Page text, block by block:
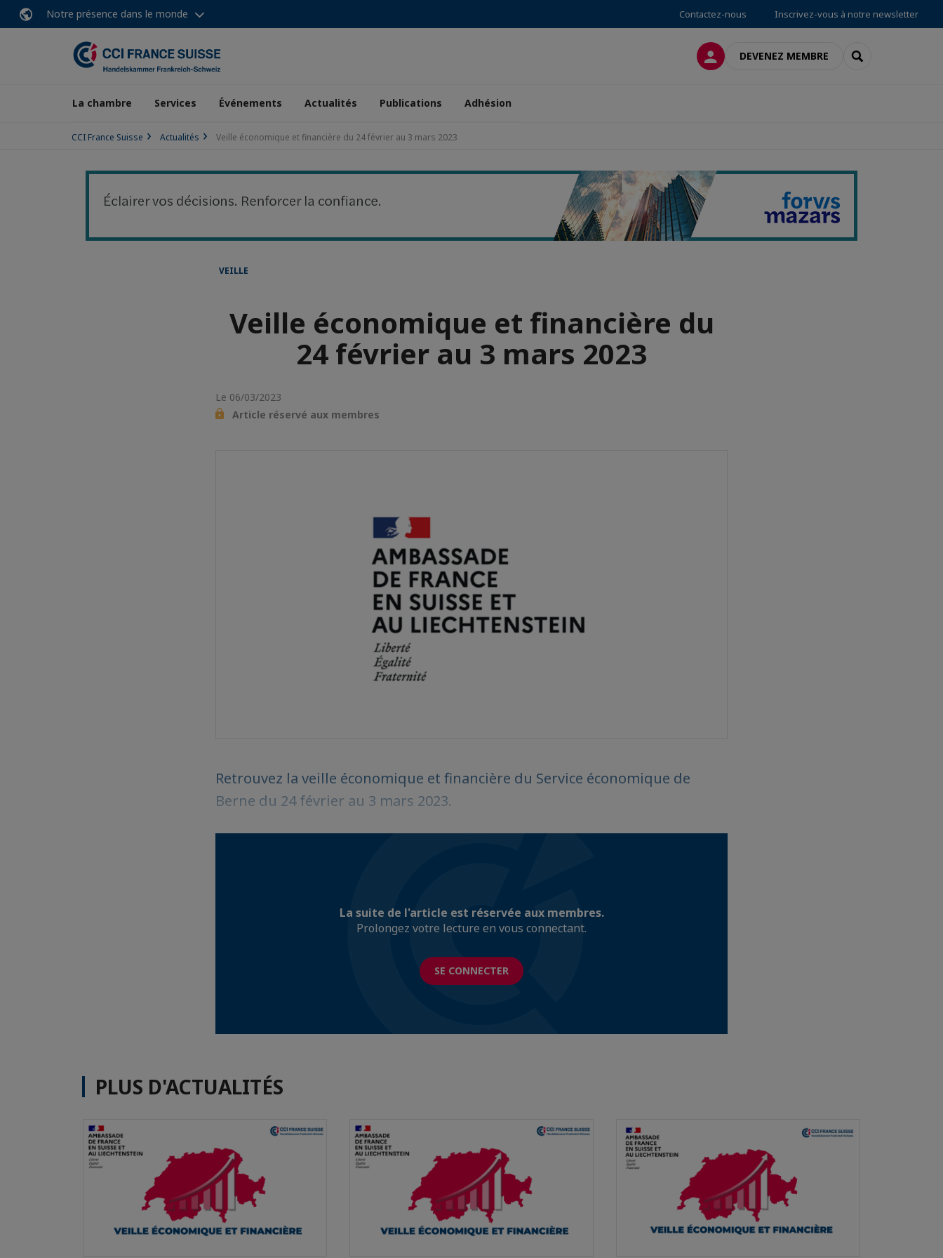
Notre présence dans le monde Contactez-nous Inscrivez-vous à notre newsletter
CONNEXIONDEVENEZ MEMBRE RECHERCHER
La chambre Services Événements Actualités Publications Adhésion
CCI France Suisse Actualités Veille économique et financière du 24 février au 3 mars 2023
VEILLE
Veille économique et financière du
24 février au 3 mars 2023
Le 06/03/2023
Article réservé aux membres
Retrouvez la veille économique et financière du Service économique de
Berne du 24 février au 3 mars 2023.
La suite de l'article est réservée aux membres.
Prolongez votre lecture en vous connectant.
SE CONNECTER
PLUS D'ACTUALITÉS